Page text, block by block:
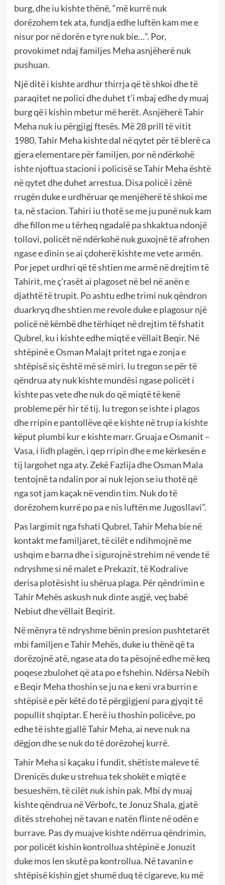
burg, dhe iu kishte thënë, “më kurrë nuk
dorëzohem tek ata, fundja edhe luftën kam me e
nisur por në dorën e tyre nuk bie…”. Por,
provokimet ndaj familjes Meha asnjëherë nuk
pushuan.
Një ditë i kishte ardhur thirrja që të shkoi dhe të
paraqitet ne polici dhe duhet t’i mbaj edhe dy muaj
burg që i kishin mbetur më herët. Asnjëherë Tahir
Meha nuk iu përgjigj ftesës. Më 28 prill të vitit
1980, Tahir Meha kishte dal në qytet për të blerë ca
gjera elementare për familjen, por në ndërkohë
ishte njoftua stacioni i policisë se Tahir Meha është
në qytet dhe duhet arrestua. Disa policë i zënë
rrugën duke e urdhëruar qe menjëherë të shkoi me
ta, në stacion. Tahiri iu thotë se me ju punë nuk kam
dhe fillon me u tërheq ngadalë pa shkaktua ndonjë
tollovi, policët në ndërkohë nuk guxojnë të afrohen
ngase e dinin se ai çdoherë kishte me vete armën.
Por jepet urdhri që të shtien me armë në drejtim të
Tahirit, me ç’rasët ai plagoset në bel në anën e
djathtë të trupit. Po ashtu edhe trimi nuk qëndron
duarkryq dhe shtien me revole duke e plagosur një
policë në këmbë dhe tërhiqet në drejtim të fshatit
Qubrel, ku i kishte edhe miqtë e vëllait Beqir. Në
shtëpinë e Osman Malajt pritet nga e zonja e
shtëpisë siç është më së miri. Iu tregon se për të
qëndrua aty nuk kishte mundësi ngase policët i
kishte pas vete dhe nuk do që miqtë të kenë
probleme për hir të tij. Iu tregon se ishte i plagos
dhe rripin e pantollëve që e kishte në trup ia kishte
këput plumbi kur e kishte marr. Gruaja e Osmanit –
Vasa, i lidh plagën, i qep rripin dhe e me kërkesën e
tij largohet nga aty. Zekë Fazlija dhe Osman Mala
tentojnë ta ndalin por ai nuk lejon se iu thotë që
nga sot jam kaçak në vendin tim. Nuk do të
dorëzohem kurrë po pa e nis luftën me Jugosllavi”.
Pas largimit nga fshati Qubrel, Tahir Meha bie në
kontakt me familjaret, të cilët e ndihmojnë me
ushqim e barna dhe i sigurojnë strehim në vende të
ndryshme si në malet e Prekazit, të Kodralive
derisa plotësisht iu shërua plaga. Për qëndrimin e
Tahir Mehës askush nuk dinte asgjë, veç babë
Nebiut dhe vëllait Beqirit.
Në mënyra të ndryshme bënin presion pushtetarët
mbi familjen e Tahir Mehës, duke iu thënë që ta
dorëzojnë atë, ngase ata do ta pësojnë edhe më keq
poqese zbulohet që ata po e fshehin. Ndërsa Nebih
e Beqir Meha thoshin se ju na e keni vra burrin e
shtëpisë e për këtë do të përgjigjeni para gjyqit të
popullit shqiptar. E herë iu thoshin policëve, po
edhe të ishte gjallë Tahir Meha, ai neve nuk na
dëgjon dhe se nuk do të dorëzohej kurrë.
Tahir Meha si kaçaku i fundit, shëtiste maleve të
Drenicës duke u strehua tek shokët e miqtë e
besueshëm, të cilët nuk ishin pak. Mbi dy muaj
kishte qëndrua në Vërbofc, te Jonuz Shala, gjatë
ditës strehohej në tavan e natën flinte në odën e
burrave. Pas dy muajve kishte ndërrua qëndrimin,
por policët kishin kontrollua shtëpinë e Jonuzit
duke mos len skutë pa kontrollua. Në tavanin e
shtëpisë kishin gjet shumë duq të cigareve, ku më